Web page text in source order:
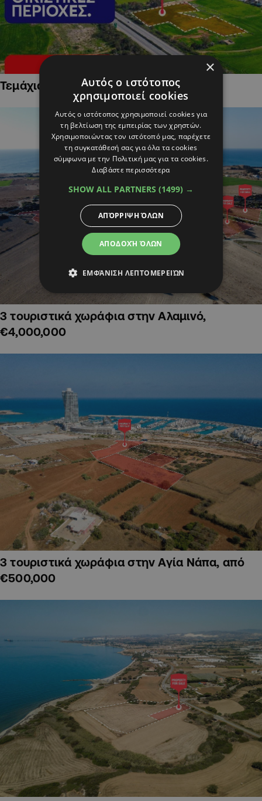
Τεμάχια Γης σε Οικιστικές Περιοχές
3 τουριστικά χωράφια στην Αλαμινό,
€4,000,000
3 τουριστικά χωράφια στην Αγία Νάπα, από
€500,000
×
Αυτός ο ιστότοπος
χρησιμοποιεί cookies
Αυτός ο ιστότοπος χρησιμοποιεί cookies για
τη βελτίωση της εμπειρίας των χρηστών.
Χρησιμοποιώντας τον ιστότοπό μας, παρέχετε
τη συγκατάθεσή σας για όλα τα cookies
σύμφωνα με την Πολιτική μας για τα cookies.
Διαβάστε περισσότερα
SHOW ALL PARTNERS (1499) →
ΑΠΟΔΟΧΉ ΌΛΩΝ
ΑΠΌΡΡΙΨΗ ΌΛΩΝ
ΕΜΦΆΝΙΣΗ ΛΕΠΤΟΜΕΡΕΙΏΝ